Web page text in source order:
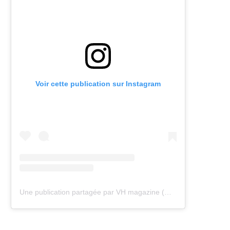
Voir cette publication sur Instagram